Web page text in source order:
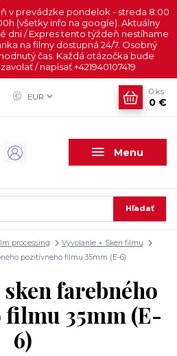
v prevádzke pondelok - streda 8:00
(všetky info na google). Aktuálny
dni / Expres tento týždeň nestíhame
na filmy dostupná 24/7. Osobný
čas. Každá otázočka bude
/ napísať +421940107419
Menu
EUR
Hľadať
0 ks
0 €
processing
Vyvolanie + Sken filmu
pozitívneho filmu 35mm (E-6)
farebného
35mm (E-
6)